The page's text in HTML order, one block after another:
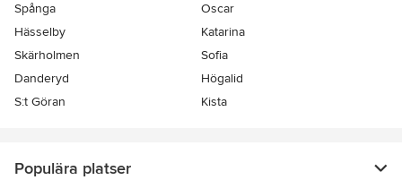
Spånga
Oscar
Hässelby
Katarina
Skärholmen
Sofia
Danderyd
Högalid
S:t Göran
Kista
Populära platser